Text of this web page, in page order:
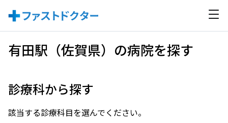
有田駅（佐賀県）の病院を探す
診療科から探す
該当する診療科目を選んでください。